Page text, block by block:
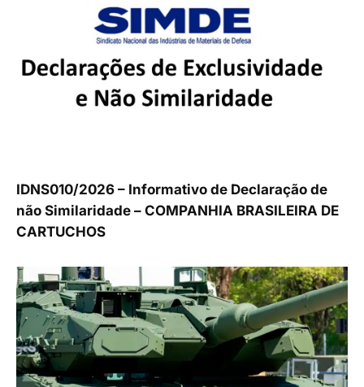
IDNS010/2026 – Informativo de Declaração de
não Similaridade – COMPANHIA BRASILEIRA DE
CARTUCHOS